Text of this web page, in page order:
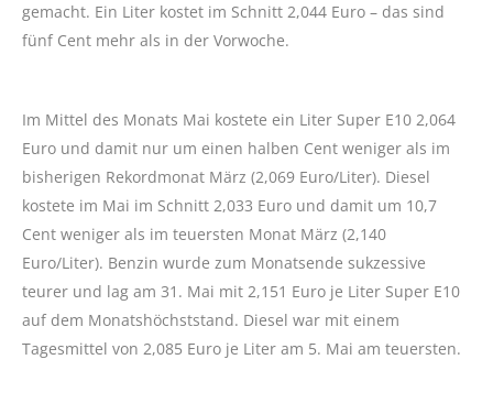
gemacht. Ein Liter kostet im Schnitt 2,044 Euro – das sind
fünf Cent mehr als in der Vorwoche.
Im Mittel des Monats Mai kostete ein Liter Super E10 2,064
Euro und damit nur um einen halben Cent weniger als im
bisherigen Rekordmonat März (2,069 Euro/Liter). Diesel
kostete im Mai im Schnitt 2,033 Euro und damit um 10,7
Cent weniger als im teuersten Monat März (2,140
Euro/Liter). Benzin wurde zum Monatsende sukzessive
teurer und lag am 31. Mai mit 2,151 Euro je Liter Super E10
auf dem Monatshöchststand. Diesel war mit einem
Tagesmittel von 2,085 Euro je Liter am 5. Mai am teuersten.